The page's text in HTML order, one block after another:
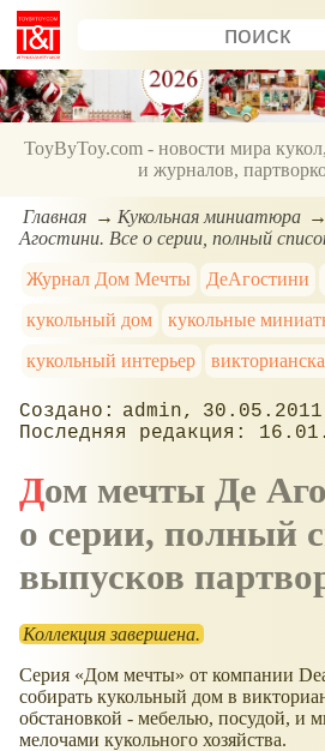
ToyByToy.com - новости мира
и журналов,
Главная Кукольная миниатюра
Агостини. Все о серии, полный
Журнал Дом Мечты
ДеАгостини
кукольный дом
кукольные
кукольный интерьер
admin
30.05.2011
Дом мечты Де Агостини. Все
о серии, полный
выпусков
Коллекция завершена.
Серия
Дом мечты
от компании
собирать кукольный дом в
обстановкой - мебелью, посудой, и
мелочами кукольного хозяйства.